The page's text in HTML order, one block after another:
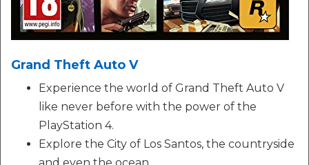
Grand Theft Auto V
Experience the world of Grand Theft Auto V
like never before with the power of the
PlayStation 4.
Explore the City of Los Santos, the countryside